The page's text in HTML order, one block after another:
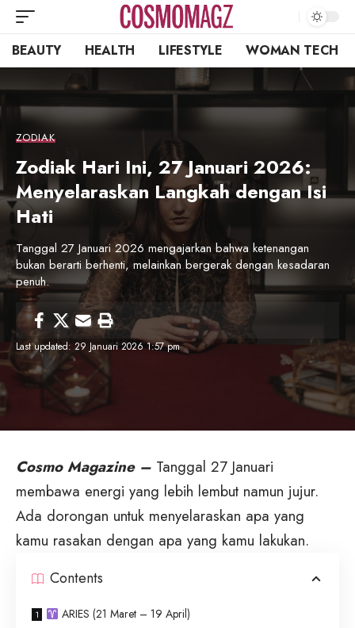
BEAUTY HEALTH LIFESTYLE WOMAN TECH
ZODIAK
Zodiak Hari Ini, 27 Januari 2026:
Menyelaraskan Langkah dengan Isi
Hati
Tanggal 27 Januari 2026 mengajarkan bahwa ketenangan
bukan berarti berhenti, melainkan bergerak dengan kesadaran
penuh.
Last updated: 29 Januari 2026 1:57 pm
Cosmo Magazine – Tanggal 27 Januari
membawa energi yang lebih lembut namun jujur.
Ada dorongan untuk menyelaraskan apa yang
kamu rasakan dengan apa yang kamu lakukan.
Contents
ARIES (21 Maret – 19 April)